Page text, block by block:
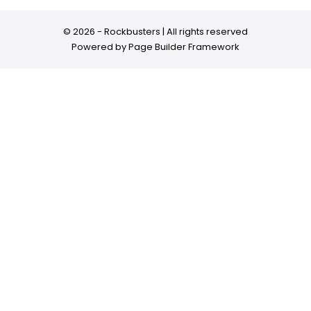
© 2026 - Rockbusters | All rights reserved
Powered byPage Builder Framework